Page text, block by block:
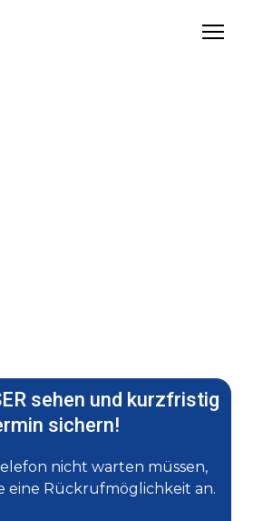
sehen und kurzfristig
sichern!
nicht warten müssen,
eine Rückrufmöglichkeit an.